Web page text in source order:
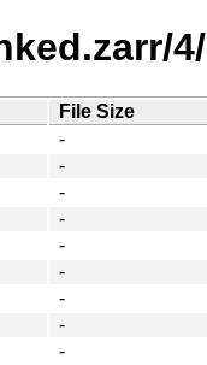
4/
File Size
-
-
-
-
-
-
-
-
-